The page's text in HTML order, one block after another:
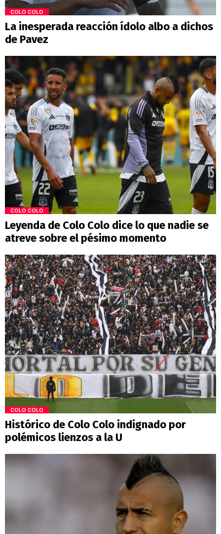
COLO COLO
La inesperada reacción ídolo albo a dichos
de Pavez
COLO COLO
Leyenda de Colo Colo dice lo que nadie se
atreve sobre el pésimo momento
COLO COLO
Histórico de Colo Colo indignado por
polémicos lienzos a la U